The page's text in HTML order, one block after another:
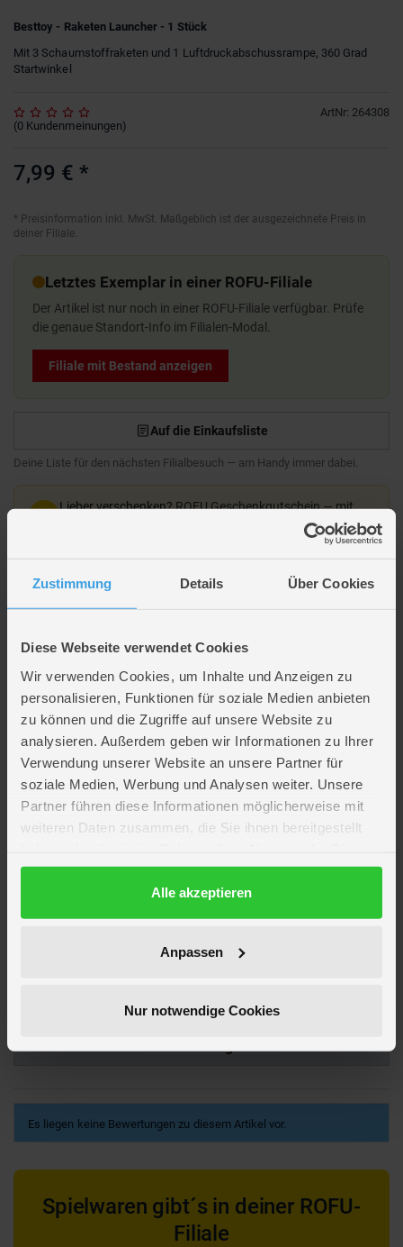
Zustimmung Details Über Cookies
Diese Webseite verwendet Cookies
Wir verwenden Cookies, um Inhalte und Anzeigen zu
personalisieren, Funktionen für soziale Medien anbieten
zu können und die Zugriffe auf unsere Website zu
analysieren. Außerdem geben wir Informationen zu Ihrer
Verwendung unserer Website an unsere Partner für
soziale Medien, Werbung und Analysen weiter. Unsere
Partner führen diese Informationen möglicherweise mit
weiteren Daten zusammen, die Sie ihnen bereitgestellt
gesammelt haben.
DatenschutzerklärungAlle akzeptieren
Anpassen
Nur notwendige Cookies
Besttoy - Raketen Launcher - 1 Stück
Mit 3 Schaumstoffraketen und 1 Luftdruckabschussrampe, 360 Grad
Startwinkel
ArtNr: 264308
(0 Kundenmeinungen)
7,99 € *
* Preisinformation inkl. MwSt. Maßgeblich ist der ausgezeichnete Preis in
deiner Filiale.
Letztes Exemplar in einer ROFU-Filiale
Der Artikel ist nur noch in einer ROFU-Filiale verfügbar. Prüfe
die genaue Standort-Info im Filialen-Modal.
Filiale mit Bestand anzeigen
Auf die Einkaufsliste
Deine Liste für den nächsten Filialbesuch — am Handy immer dabei.
Lieber verschenken?ROFU Geschenkgutschein — mit
Motiv und Grußtext gestalten, in jeder Filiale einlösbar.
Artikelmerkmale
Verpackungsmaße
Länge ca. 23 cm
Höhe ca. 27,5 cm
4016096505288
Es liegen keine Bewertungen zu diesem Artikel vor.
Spielwaren gibt´s in deiner ROFU-
Filiale